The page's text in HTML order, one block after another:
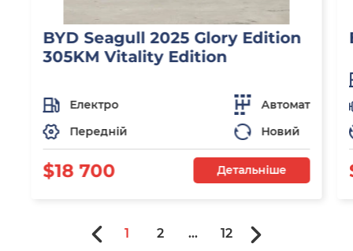
BYD Seagull 2025 Glory Edition
305KM Vitality Edition
Електро
Автомат
Передній
Новий
$18 700 Детальніше
1 2 ... 12